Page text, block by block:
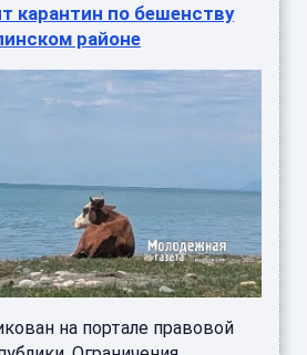
карантин по бешенству
районе
на портале правовой